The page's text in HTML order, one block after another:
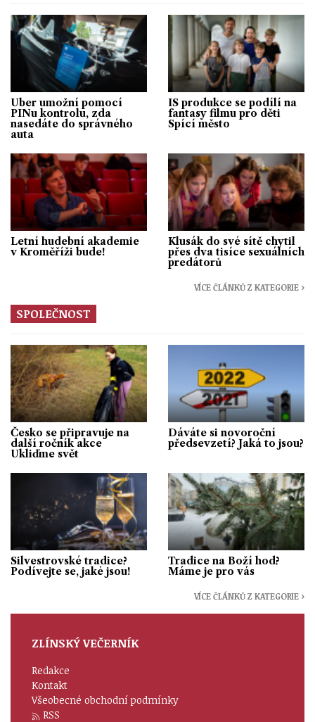
Uber umožní pomocí
PINu kontrolu, zda
nasedáte do správného
auta
IS produkce se podílí na
fantasy filmu pro děti
Spící město
Letní hudební akademie
v Kroměříži bude!
Klusák do své sítě chytil
přes dva tisíce sexuálních
predátorů
VÍCE ČLÁNKŮ Z KATEGORIE ›
SPOLEČNOST
Česko se připravuje na
další ročník akce
Ukliďme svět
Dáváte si novoroční
předsevzetí? Jaká to jsou?
Silvestrovské tradice?
Podívejte se, jaké jsou!
Tradice na Boží hod?
Máme je pro vás
VÍCE ČLÁNKŮ Z KATEGORIE ›
ZLÍNSKÝ VEČERNÍK
Redakce
Kontakt
Všeobecné obchodní podmínky
RSS